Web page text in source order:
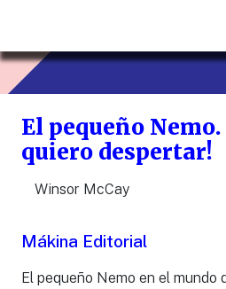
El pequeño Nemo.
quiero despertar!
Winsor McCay
Mákina Editorial
El pequeño Nemo en el mundo